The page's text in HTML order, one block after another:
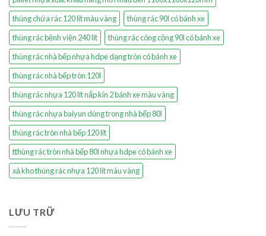
thùng chứa rác 120 lít màu vàng
thùng rác 90l có bánh xe
thùng rác bệnh viện 240 lít
thùng rác công cộng 90l có bánh xe
thùng rác nhà bếp nhựa hdpe dạng tròn có bánh xe
thùng rác nhà bếp tròn 120l
thùng rác nhựa 120 lít nắp kín 2 bánh xe màu vàng
thùng rác nhựa baiyun dùng trong nhà bếp 80l
thùng rác tròn nhà bếp 120 lít
tthùng rác tròn nhà bếp 80l nhựa hdpe có bánh xe
xả kho thùng rác nhựa 120 lít màu vàng
LƯU TRỮ